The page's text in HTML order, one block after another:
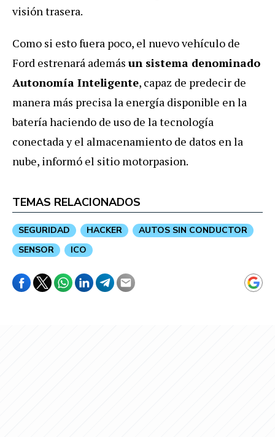
visión trasera.
Como si esto fuera poco, el nuevo vehículo de
Ford estrenará además un sistema denominado
Autonomía Inteligente, capaz de predecir de
manera más precisa la energía disponible en la
batería haciendo de uso de la tecnología
conectada y el almacenamiento de datos en la
nube, informó el sitio motorpasion.
TEMAS RELACIONADOS
SEGURIDAD HACKER
AUTOS SIN CONDUCTOR
SENSOR
ICO